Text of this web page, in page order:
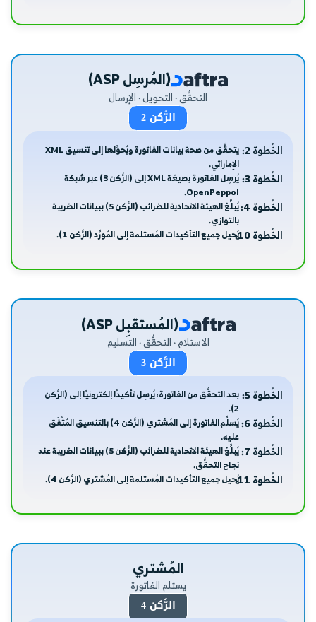
(المُرسِل ASP)
التحقُّق · التحويل · الإرسال
الرُّكن 2
الخُطوة 2:
يتحقَّق من صحة بيانات الفاتورة ويُحوِّلها إلى تنسيق XML
الإماراتي.
الخُطوة 3:
يُرسِل الفاتورة بصيغة XML إلى (الرُّكن 3) عبر شبكة
OpenPeppol.
الخُطوة 4:
يُبلِّغ الهيئة الاتحادية للضرائب (الرُّكن 5) ببيانات الضريبة
بالتوازي.
الخُطوة 10: يُحيل جميع التأكيدات المُستلمة إلى المُورِّد (الرُّكن 1).
(المُستقبِل ASP)
الاستلام · التحقُّق · التسليم
الرُّكن 3
الخُطوة 5:
بعد التحقُّق من الفاتورة، يُرسِل تأكيدًا إلكترونيًا إلى (الرُّكن
2).
الخُطوة 6:
يُسلِّم الفاتورة إلى المُشتري (الرُّكن 4) بالتنسيق المُتَّفَق
عليه.
الخُطوة 7:
يُبلِّغ الهيئة الاتحادية للضرائب (الرُّكن 5) ببيانات الضريبة عند
نجاح التحقُّق.
الخُطوة 11: يُحيل جميع التأكيدات المُستلمة إلى المُشتري (الرُّكن 4).
المُشتري
يستلم الفاتورة
الرُّكن 4